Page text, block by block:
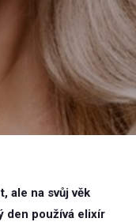
ale na svůj věk
den používá elixír